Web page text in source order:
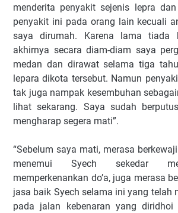
menderita penyakit sejenis lepra
penyakit ini pada orang lain kecuali
saya dirumah. Karena lama tiada
akhirnya secara diam-diam saya
medan dan dirawat selama tiga
lepara dikota tersebut. Namun
tak juga nampak kesembuhan
lihat sekarang. Saya sudah
mengharap segera mati”.
“Sebelum saya mati, merasa
menemui Syech sekedar
memperkenankan do’a, juga merasa
jasa baik Syech selama ini yang telah
pada jalan kebenaran yang diridhoi